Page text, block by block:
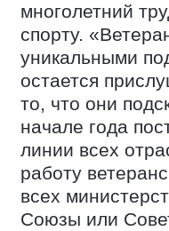
многолетний
спорту.
уникальными
остается
то, что они
начале года
линии всех
работу
всех
Союзы или